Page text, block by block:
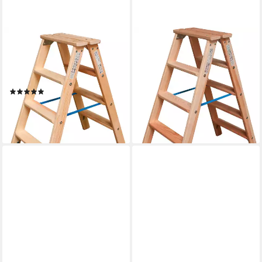
Doppelleiter STABILO, Holz,
2x4 Stufen, Arbeitshöhe ca.
245 cm
132,27 € UVP 241,00 €
-45%
lieferbar - in 5-6 Werktagen bei dir
Doppelleiter STABILO, Holz,
2x5 Stufen, Arbeitshöhe ca.
245 cm
152,61 € UVP 277,00 €
-45%
lieferbar - in 5-6 Werktagen bei dir